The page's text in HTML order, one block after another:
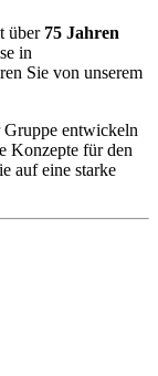
über 75 Jahren
in
Sie von unserem
Gruppe entwickeln
Konzepte für den
auf eine starke